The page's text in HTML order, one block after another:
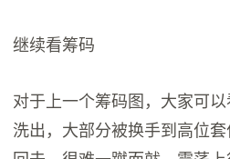
继续看筹码
对于上一个筹码图，大家可
洗出，大部分被换手到高位